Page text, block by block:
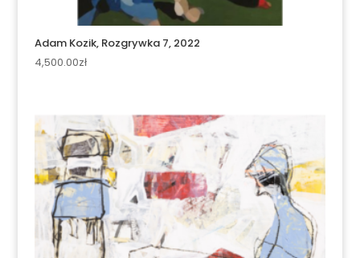
Adam Kozik, Rozgrywka 7, 2022
4,500.00zł